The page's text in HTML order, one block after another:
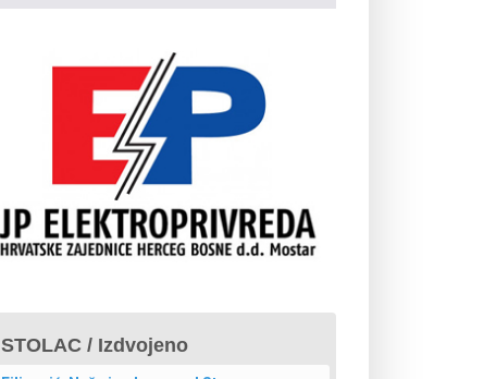
STOLAC / Izdvojeno